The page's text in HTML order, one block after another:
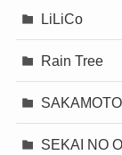
LiLiCo
Rain Tree
SEKAI NO